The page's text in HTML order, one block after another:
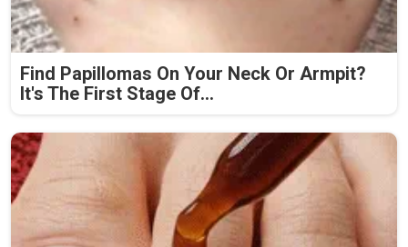
Find Papillomas On Your Neck Or Armpit?
It's The First Stage Of...